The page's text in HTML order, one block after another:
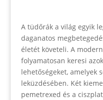
A tüdőrák a világ egyik
daganatos
életét követeli. A
folyamatosan keresi
lehetőségeket, amelyek
leküzdésében. Két
pemetrexed és a